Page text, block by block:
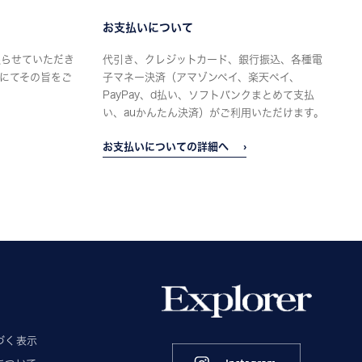
せていただき
てその旨をご
お支払いについて
代引き、クレジットカード、銀行振込、各種電
子マネー決済（アマゾンペイ、楽天ペイ、
PayPay、d払い、ソフトバンクまとめて支払
い、auかんたん決済）がご利用いただけます。
お支払いについての詳細へ
く表示